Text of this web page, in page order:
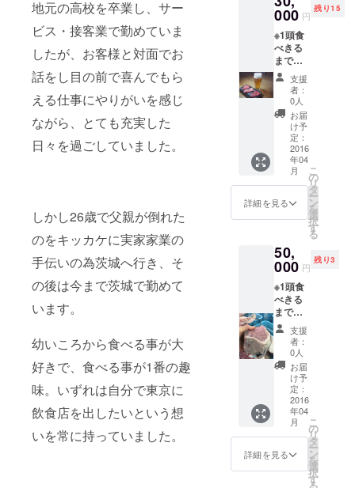
地元の高校を卒業し、サー
ビス・接客業で勤めていま
したが、お客様と対面でお
話をし目の前で喜んでもら
える仕事にやりがいを感じ
ながら、とても充実した
日々を過ごしていました。
しかし26歳で父親が倒れた
のをキッカケに実家家業の
手伝いの為茨城へ行き、そ
の後は今まで茨城で勤めて
います。
幼いころから食べる事が大
好きで、食べる事が1番の趣
味。いずれは自分で東京に
飲食店を出したいという想
いを常に持っていました。
8の予定
です。
000 円
残り15
※1頭食
べきる
まで店
内にお
名前を
掲示さ
せて頂
きま
す。ご
不要の
方は事
前にお
知らせ
くださ
い。 ※
は4/7・
8の予定
です。
支援
者：
0人
お届
け予
定：
2016
年04
月
詳細を見る
こ
の
リ
タ
ー
ン
を
選
択
す
る
50,
000 円
残り3
※1頭食
べきる
まで店
内にお
名前を
掲示さ
せて頂
きま
す。ご
不要の
方は事
前にお
知らせ
くださ
い。 ※
支援
者：
0人
お届
け予
定：
2016
年04
月
詳細を見る
こ
の
リ
タ
ー
ン
を
選
択
す